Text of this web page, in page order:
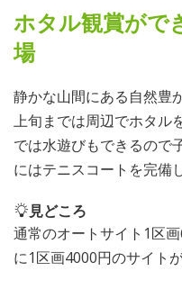
ホタル観賞がで
場
静かな山間にある自然豊
上旬までは周辺でホタル
では水遊びもできるので
にはテニスコートを完備
見どころ
通常のオートサイト1区
に1区画4000円のサイトが